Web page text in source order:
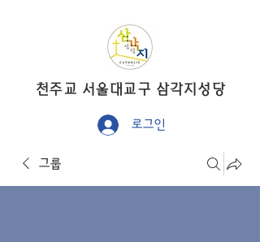
​천주교 서울대교구 삼각지성당
로그인
그룹